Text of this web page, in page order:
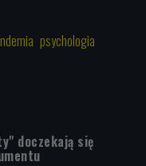
psychologia
doczekają się